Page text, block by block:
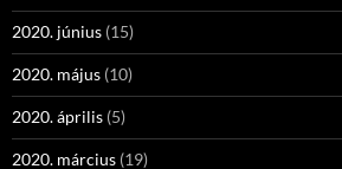
2020. június (15)
2020. május (10)
2020. április (5)
2020. március (19)